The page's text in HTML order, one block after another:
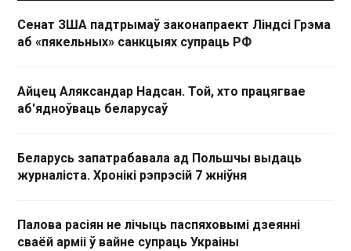
Сенат ЗША падтрымаў законапраект Ліндсі Грэма
аб «пякельных» санкцыях супраць РФ
Айцец Аляксандар Надсан. Той, хто працягвае
аб'ядноўваць беларусаў
Беларусь запатрабавала ад Польшчы выдаць
журналіста. Хронікі рэпрэсій 7 жніўня
Палова расіян не лічыць паспяховымі дзеянні
сваёй арміі ў вайне супраць Украіны